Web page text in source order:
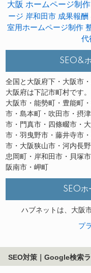
大阪 ホームページ制作
ージ 岸和田市 成果報酬
室用ホームページ制作
代
SEO&
全国と大阪府下・大阪市
大阪府は下記市町村です。
大阪市・能勢町・豊能町
市・島本町・吹田市・摂
市・門真市・四條畷市・
市・羽曳野市・藤井寺市
市・大阪狭山市・河内長
忠岡町・岸和田市・貝塚
阪南市・岬町
SEOホ
ハブネットは、大阪
プ
SEO対策｜Google検索